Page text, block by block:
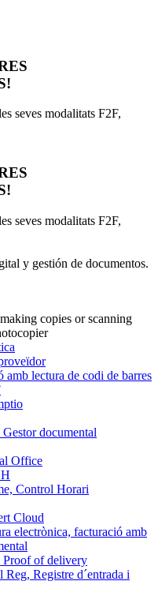
seves modalitats F2F,
seves modalitats F2F,
amb lectura de codi de barres
documental
Office
Control Horari
Cloud
electrònica, facturació amb
of delivery
Reg, Registre d´entrada i